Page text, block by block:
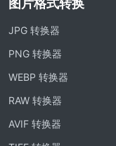
图片格式转换
JPG 转换器
PNG 转换器
WEBP 转换器
RAW 转换器
AVIF 转换器